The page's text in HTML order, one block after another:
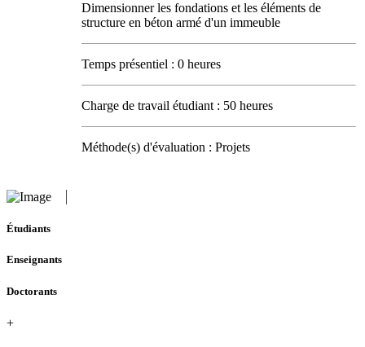
Dimensionner les fondations et les éléments de
structure en béton armé d'un immeuble
Temps présentiel : 0 heures
Charge de travail étudiant : 50 heures
Méthode(s) d'évaluation : Projets
Étudiants
Enseignants
Doctorants
+